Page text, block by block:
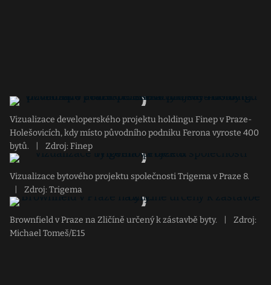
Vizualizace developerského projektu holdingu Finep v Praze-
Holešovicích, kdy místo původního podniku Ferona vyroste 400
bytů.
Zdroj: Finep
Vizualizace bytového projektu společnosti Trigema v Praze 8.
Zdroj: Trigema
Brownfield v Praze na Zličíně určený k zástavbě byty.
Zdroj:
Michael Tomeš/E15